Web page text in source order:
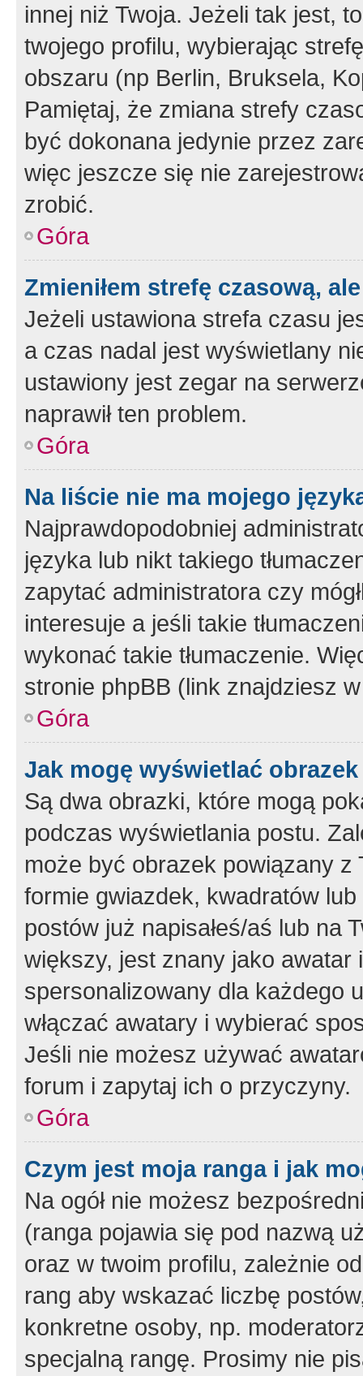
innej niż Twoja. Jeżeli tak jest,
twojego profilu, wybierając
obszaru (np Berlin, Bruksela,
Pamiętaj, że zmiana strefy
być dokonana jedynie przez
więc jeszcze się nie
zrobić.
Góra
Zmieniłem strefę czasową,
Jeżeli ustawiona strefa czasu
a czas nadal jest wyświetlany
ustawiony jest zegar na
naprawił ten problem.
Góra
Na liście nie ma mojego
Najprawdopodobniej
języka lub nikt takiego
zapytać administratora czy
interesuje a jeśli takie
wykonać takie tłumaczenie.
stronie phpBB (link znajdziesz
Góra
Jak mogę wyświetlać
Są dwa obrazki, które mogą
podczas wyświetlania postu.
może być obrazek powiązany z
formie gwiazdek, kwadratów
postów już napisałeś/aś lub na
większy, jest znany jako
spersonalizowany dla każdego
włączać awatary i wybierać
Jeśli nie możesz używać
forum i zapytaj ich o przyczyny.
Góra
Czym jest moja ranga i jak
Na ogół nie możesz
(ranga pojawia się pod nazwą
oraz w twoim profilu, zależnie
rang aby wskazać liczbę
konkretne osoby, np.
specjalną rangę. Prosimy nie